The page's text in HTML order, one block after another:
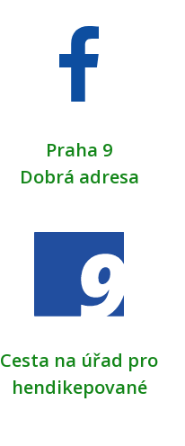
Praha 9
Dobrá adresa
Cesta na úřad pro
hendikepované